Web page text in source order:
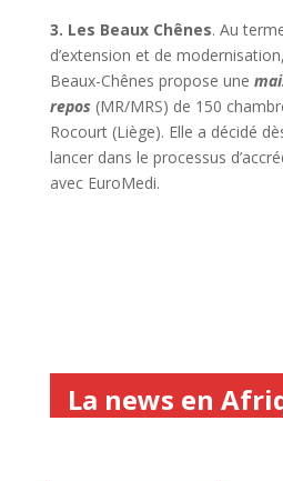
3. Les Beaux Chênes. Au
d’extension et de
Beaux-Chênes propose une
repos (MR/MRS) de 150
Rocourt (Liège). Elle a décidé
lancer dans le processus
avec EuroMedi.
La news en